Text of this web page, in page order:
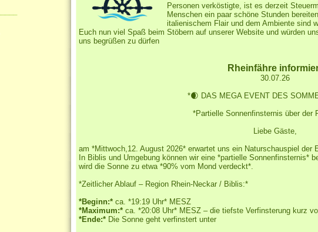
Personen verköstigte, ist es derzeit
Menschen ein paar schöne Stunden
italienischem Flair und dem Ambiente sind
Euch nun viel Spaß beim Stöbern auf unserer Website und würden
uns begrüßen zu dürfen
Rheinfähre
30.07.26
*🌒 DAS MEGA EVENT DES
*Partielle Sonnenfinsternis über der
Liebe Gäste,
am *Mittwoch,12. August 2026* erwartet uns ein Naturschauspiel der
In Biblis und Umgebung können wir eine *partielle Sonnenfinsternis*
wird die Sonne zu etwa *90% vom Mond verdeckt*.
*Zeitlicher Ablauf – Region Rhein-Neckar / Biblis:*
*Beginn:* ca. *19:19 Uhr* MESZ
*Maximum:* ca. *20:08 Uhr* MESZ – die tiefste Verfinsterung kurz
*Ende:* Die Sonne geht verfinstert unter